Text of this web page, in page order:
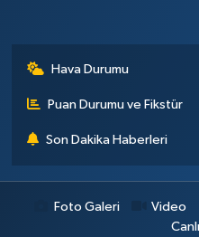
Hava Durumu
Puan Durumu ve Fikstür
Son Dakika Haberleri
Foto Galeri Video